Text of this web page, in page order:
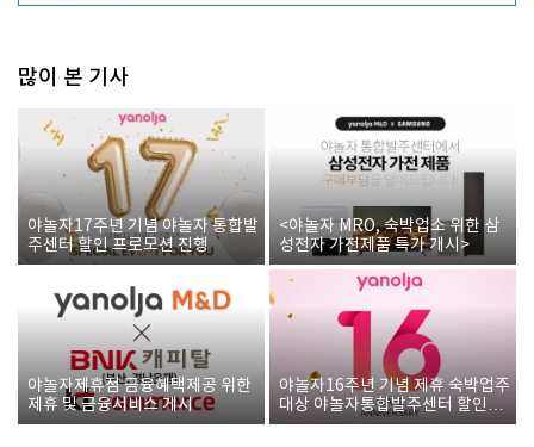
많이 본 기사
야놀자17주년 기념 야놀자 통합발
주센터 할인 프로모션 진행
<야놀자 MRO, 숙박업소 위한 삼
성전자 가전제품 특가 개시>
야놀자제휴점 금융혜택제공 위한
제휴 및 금융서비스 게시
야놀자16주년 기념 제휴 숙박업주
대상 야놀자통합발주센터 할인쿠
폰 증정